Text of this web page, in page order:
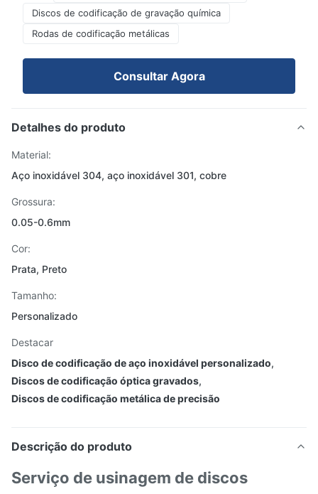
Discos de codificação de gravação química
Rodas de codificação metálicas
Consultar Agora
Detalhes do produto
Material:
Aço inoxidável 304, aço inoxidável 301, cobre
Grossura:
0.05-0.6mm
Cor:
Prata, Preto
Tamanho:
Personalizado
Destacar
Disco de codificação de aço inoxidável personalizado,
Discos de codificação óptica gravados,
Discos de codificação metálica de precisão
Descrição do produto
Serviço de usinagem de discos